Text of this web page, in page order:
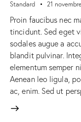
Standard 21
Proin faucibus nec
tincidunt. Sed eget
sodales augue a
blandit pulvinar.
elementum semper
Aenean leo ligula,
ac, enim. Sed ut